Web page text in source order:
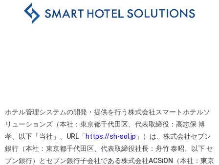
ホテル管理システムの開発・提供を行う株式会社スマートホテルソ
リューションズ（本社：東京都千代田区、代表取締役：高志保 博
孝、以下「当社」、URL「 https://sh-sol.jp 」）は、株式会社セブン
銀行（本社：東京都千代田区、代表取締役社長：舟竹 泰昭、以下 セ
ブン銀行）とセブン銀行子会社である株式会社ACSiON（本社：東京